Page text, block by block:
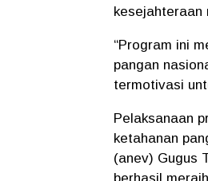
kesejahteraan
“Program ini
pangan
termotivasi
Pelaksanaan
ketahanan
(anev) Gugus